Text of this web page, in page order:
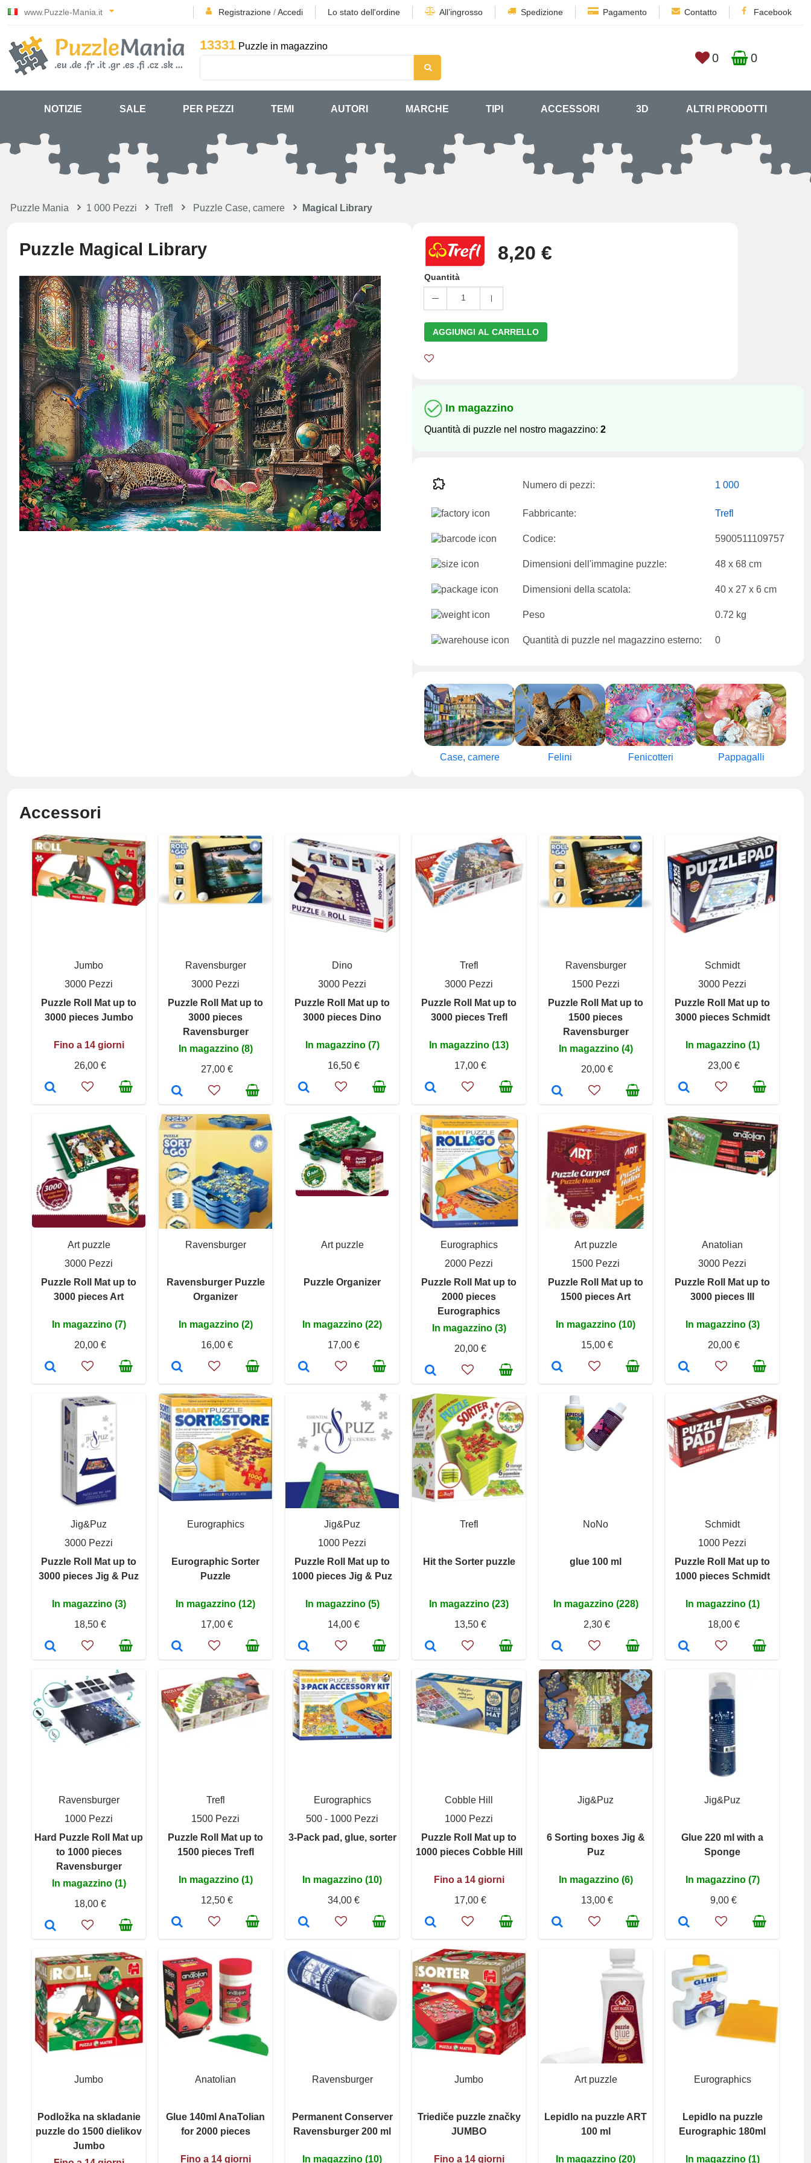
www.Puzzle-Mania.it Registrazione /Accedi Lo stato dell'ordine All’ingrosso Spedizione Pagamento Contatto Facebook
13331 Puzzle in magazzino
0 0
NOTIZIE SALE PER PEZZI TEMI AUTORI MARCHE TIPI ACCESSORI 3D ALTRI PRODOTTI
Puzzle Mania 1 000 Pezzi Trefl Puzzle Case, camere Magical Library
Puzzle Magical Library 8,20 €
Quantità
1
AGGIUNGI AL CARRELLO
In magazzino
Quantità di puzzle nel nostro magazzino: 2
Numero di pezzi: 1 000
Fabbricante: Trefl
Codice: 5900511109757
Dimensioni dell'immagine puzzle: 48 x 68 cm
Dimensioni della scatola: 40 x 27 x 6 cm
Peso 0.72 kg
Quantità di puzzle nel magazzino esterno: 0
Case, camere Felini Fenicotteri Pappagalli
Accessori
Jumbo
3000 Pezzi
Puzzle Roll Mat up to
3000 pieces Jumbo
Fino a 14 giorni
26,00 €
Ravensburger
3000 Pezzi
Puzzle Roll Mat up to
3000 pieces
Ravensburger
In magazzino (8)
27,00 €
Dino
3000 Pezzi
Puzzle Roll Mat up to
3000 pieces Dino
In magazzino (7)
16,50 €
Trefl
3000 Pezzi
Puzzle Roll Mat up to
3000 pieces Trefl
In magazzino (13)
17,00 €
Ravensburger
1500 Pezzi
Puzzle Roll Mat up to
1500 pieces
Ravensburger
In magazzino (4)
20,00 €
Schmidt
3000 Pezzi
Puzzle Roll Mat up to
3000 pieces Schmidt
In magazzino (1)
23,00 €
Art puzzle
3000 Pezzi
Puzzle Roll Mat up to
3000 pieces Art
In magazzino (7)
20,00 €
Ravensburger
Ravensburger Puzzle
Organizer
In magazzino (2)
16,00 €
Art puzzle
Puzzle Organizer
In magazzino (22)
17,00 €
Eurographics
2000 Pezzi
Puzzle Roll Mat up to
2000 pieces
Eurographics
In magazzino (3)
20,00 €
Art puzzle
1500 Pezzi
Puzzle Roll Mat up to
1500 pieces Art
In magazzino (10)
15,00 €
Anatolian
3000 Pezzi
Puzzle Roll Mat up to
3000 pieces III
In magazzino (3)
20,00 €
Jig&Puz
3000 Pezzi
Puzzle Roll Mat up to
3000 pieces Jig & Puz
In magazzino (3)
18,50 €
Eurographics
Eurographic Sorter
Puzzle
In magazzino (12)
17,00 €
Jig&Puz
1000 Pezzi
Puzzle Roll Mat up to
1000 pieces Jig & Puz
In magazzino (5)
14,00 €
Trefl
Hit the Sorter puzzle
In magazzino (23)
13,50 €
NoNo
glue 100 ml
In magazzino (228)
2,30 €
Schmidt
1000 Pezzi
Puzzle Roll Mat up to
1000 pieces Schmidt
In magazzino (1)
18,00 €
Ravensburger
1000 Pezzi
Hard Puzzle Roll Mat up
to 1000 pieces
Ravensburger
In magazzino (1)
18,00 €
Trefl
1500 Pezzi
Puzzle Roll Mat up to
1500 pieces Trefl
In magazzino (1)
12,50 €
Eurographics
500 - 1000 Pezzi
3-Pack pad, glue, sorter
In magazzino (10)
34,00 €
Cobble Hill
1000 Pezzi
Puzzle Roll Mat up to
1000 pieces Cobble Hill
Fino a 14 giorni
17,00 €
Jig&Puz
6 Sorting boxes Jig &
Puz
In magazzino (6)
13,00 €
Jig&Puz
Glue 220 ml with a
Sponge
In magazzino (7)
9,00 €
Jumbo
Podložka na skladanie
puzzle do 1500 dielikov
Jumbo
Anatolian
Glue 140ml AnaTolian
for 2000 pieces
Fino a 14 giorni
Ravensburger
Permanent Conserver
Ravensburger 200 ml
In magazzino (10)
Jumbo
Triediče puzzle značky
JUMBO
Fino a 14 giorni
Art puzzle
Lepidlo na puzzle ART
100 ml
In magazzino (20)
Eurographics
Lepidlo na puzzle
Eurographic 180ml
In magazzino (1)